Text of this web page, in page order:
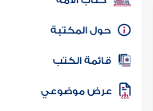
كتاب الأمة
المكتبة
الكتب